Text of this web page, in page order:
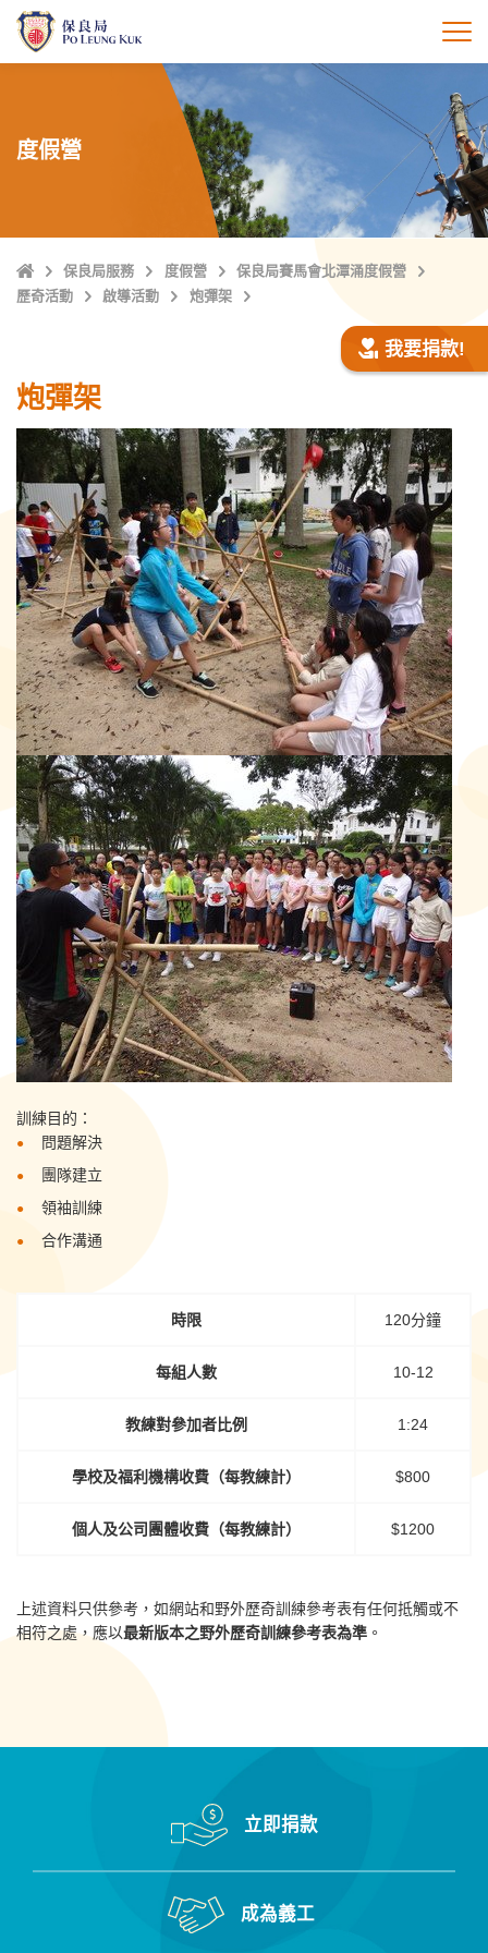
打
度假營
主
頁
保良局服務 度假營
保良局賽馬會北潭涌度假營
歷奇活動
啟導活動 炮彈架
我要捐款!
炮彈架
訓練目的：
問題解決
團隊建立
領袖訓練
合作溝通
時限 120分鐘
每組人數 10-12
教練對參加者比例 1:24
學校及福利機構收費（每教練計） $800
個人及公司團體收費（每教練計） $1200
上述資料只供參考，如網站和野外歷奇訓練參考表有任何抵觸或不
相符之處，應以最新版本之野外歷奇訓練參考表為準 。
立即捐款
成為義工